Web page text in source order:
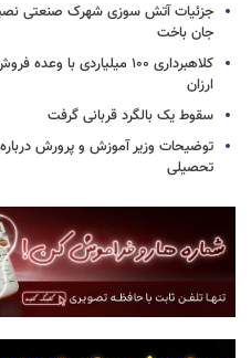
جزئیات آتش سوزی شهرک صنعتی
جان باخت
کلاهبرداری ۱۰۰ میلیاردی با
ارزان
سقوط یک بالگرد قربانی گرفت
توضیحات وزیر آموزش و پرورش
تحصیلی